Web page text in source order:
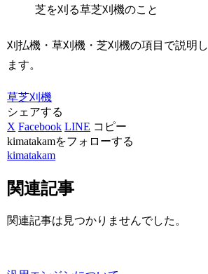
芝を刈る草芝刈機のこと
刈払機・草刈機・芝刈機の項目で説明し
ます。
草芝刈機
シェアする
X Facebook LINE コピー
kimatakamをフォローする
kimatakam
関連記事
関連記事は見つかりませんでした。